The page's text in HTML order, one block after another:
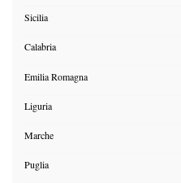
Sicilia
Calabria
Emilia Romagna
Liguria
Marche
Puglia